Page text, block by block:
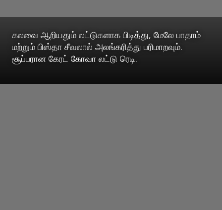
கலவை ஆறியதும் லட்டுகளாக பிடித்து, மேலே பாதாம்
மற்றும் பிஸ்தா சீவலால் அலங்கரித்து பரிமாறவும்.
சூப்பரான கேரட் கோவா லட்டு ரெடி.